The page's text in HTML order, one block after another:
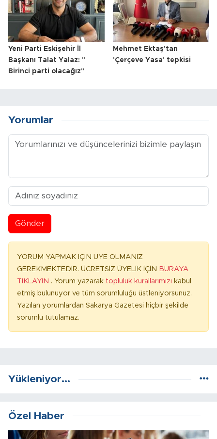
Yeni Parti Eskişehir İl
Başkanı Talat Yalaz: "
Birinci parti olacağız"
Mehmet Ektaş'tan
'Çerçeve Yasa' tepkisi
Yorumlar
Gönder
YORUM YAPMAK İÇİN ÜYE OLMANIZ
GEREKMEKTEDİR. ÜCRETSİZ ÜYELİK İÇİN BURAYA
TIKLAYIN . Yorum yazarak topluluk kurallarımızı kabul
etmiş bulunuyor ve tüm sorumluluğu üstleniyorsunuz.
Yazılan yorumlardan Sakarya Gazetesi hiçbir şekilde
sorumlu tutulamaz.
Yükleniyor...
Özel Haber